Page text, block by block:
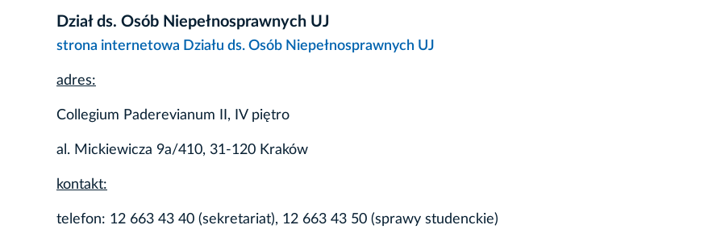
Dział ds. Osób Niepełnosprawnych UJ
strona internetowa Działu ds. Osób Niepełnosprawnych UJ
adres:
Collegium Paderevianum II, IV piętro
al. Mickiewicza 9a/410, 31-120 Kraków
kontakt:
telefon: 12 663 43 40 (sekretariat), 12 663 43 50 (sprawy studenckie)